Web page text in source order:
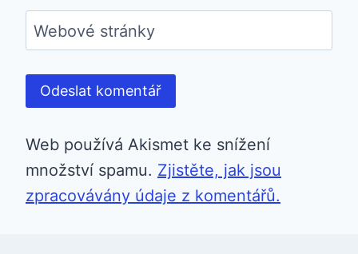
Webové stránky
Web používá Akismet ke snížení
množství spamu. Zjistěte, jak jsou
zpracovávány údaje z komentářů.